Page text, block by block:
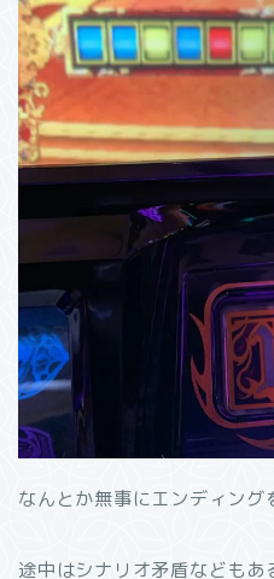
なんとか無事にエンディング
途中はシナリオ矛盾などもあ